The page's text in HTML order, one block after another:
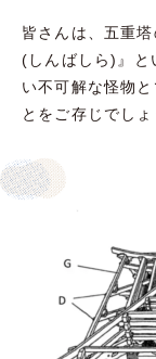
皆さんは、五重
(しんばしら)』と
い不可解な怪物
とをご存じでし